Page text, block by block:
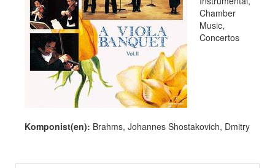
Chamber
Music,
Concertos
Komponist(en): Brahms, Johannes Shostakovich, Dmitry